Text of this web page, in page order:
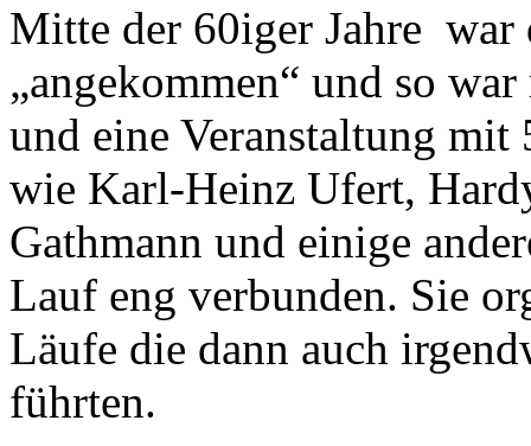
Mitte der 60iger Jahre war
„angekommen“ und so
und eine Veranstaltung
wie Karl-Heinz Ufert,
Gathmann und einige
Lauf eng verbunden. Sie
Läufe die dann auch
führten.